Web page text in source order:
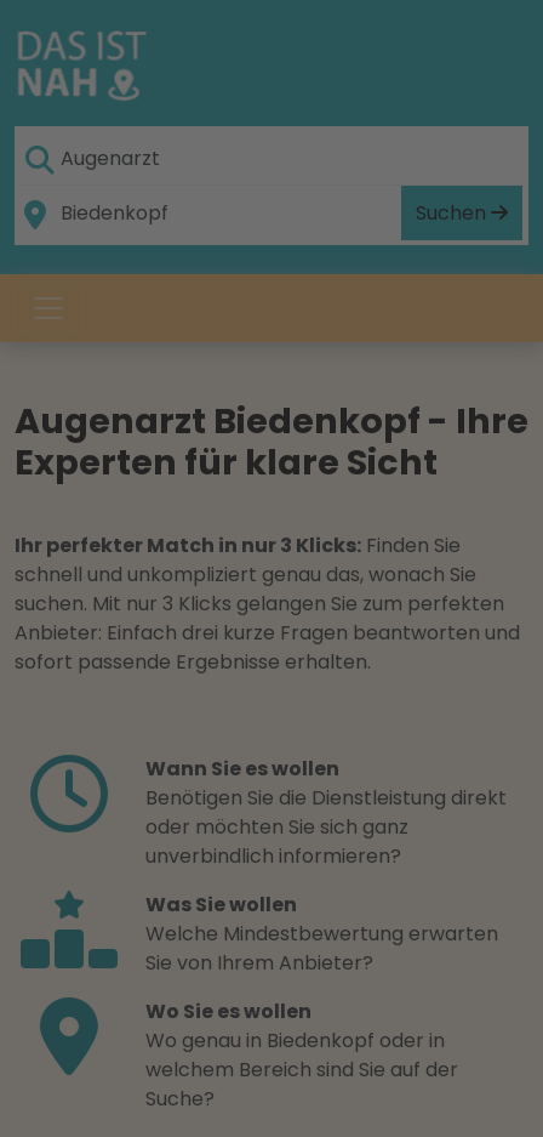
Suchen
Augenarzt Biedenkopf - Ihre
Experten für klare Sicht
Ihr perfekter Match in nur 3 Klicks: Finden Sie
schnell und unkompliziert genau das, wonach Sie
suchen. Mit nur 3 Klicks gelangen Sie zum perfekten
Anbieter: Einfach drei kurze Fragen beantworten und
sofort passende Ergebnisse erhalten.
Wann Sie es wollen
Benötigen Sie die Dienstleistung direkt
oder möchten Sie sich ganz
unverbindlich informieren?
Was Sie wollen
Welche Mindestbewertung erwarten
Sie von Ihrem Anbieter?
Wo Sie es wollen
Wo genau in Biedenkopf oder in
welchem Bereich sind Sie auf der
Suche?